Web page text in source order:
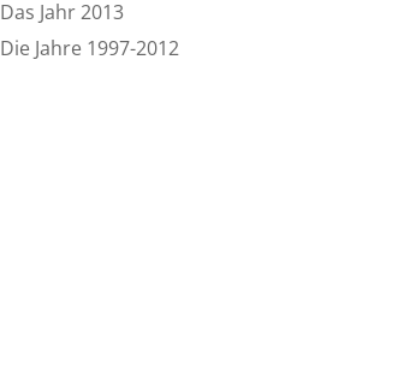
Das Jahr 2013
Die Jahre 1997-2012